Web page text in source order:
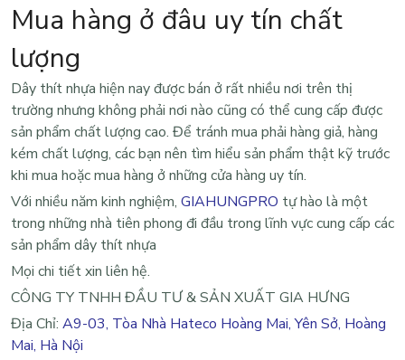
Mua hàng ở đâu uy tín chất
lượng
Dây thít nhựa hiện nay được bán ở rất nhiều nơi trên thị
trường nhưng không phải nơi nào cũng có thể cung cấp được
sản phẩm chất lượng cao. Để tránh mua phải hàng giả, hàng
kém chất lượng, các bạn nên tìm hiểu sản phẩm thật kỹ trước
khi mua hoặc mua hàng ở những cửa hàng uy tín.
Với nhiều năm kinh nghiệm, GIAHUNGPRO tự hào là một
trong những nhà tiên phong đi đầu trong lĩnh vực cung cấp các
sản phẩm dây thít nhựa
Mọi chi tiết xin liên hệ.
CÔNG TY TNHH ĐẦU TƯ & SẢN XUẤT GIA HƯNG
Địa Chỉ: A9-03, Tòa Nhà Hateco Hoàng Mai, Yên Sở, Hoàng
Mai, Hà Nội